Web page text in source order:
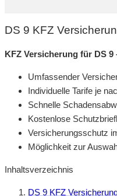
DS 9 KFZ
KFZ Versicherung für DS
Umfassender
Individuelle Tarife je
Schnelle
Kostenlose
Versicherungsschutz
Möglichkeit zur
Inhaltsverzeichnis
DS 9 KFZ